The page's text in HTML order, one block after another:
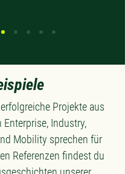
Projekte aus
Enterprise, Industry,
Mobility sprechen für
Referenzen findest du